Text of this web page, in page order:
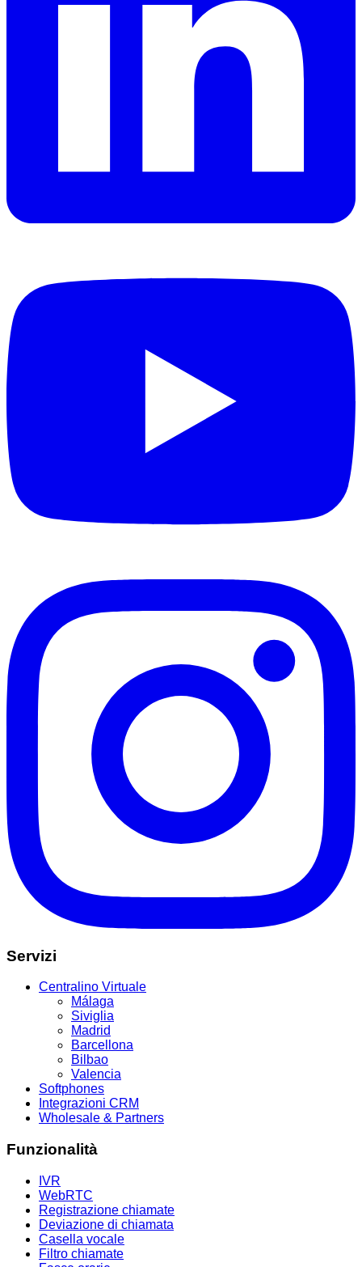
Servizi
Centralino Virtuale
Málaga
Siviglia
Madrid
Barcellona
Bilbao
Valencia
Softphones
Integrazioni CRM
Wholesale & Partners
Funzionalità
IVR
WebRTC
Registrazione chiamate
Deviazione di chiamata
Casella vocale
Filtro chiamate